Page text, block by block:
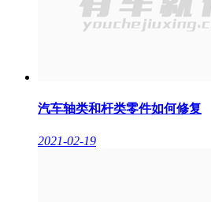
汽车轴类和杆类零件如何修复
2021-02-19